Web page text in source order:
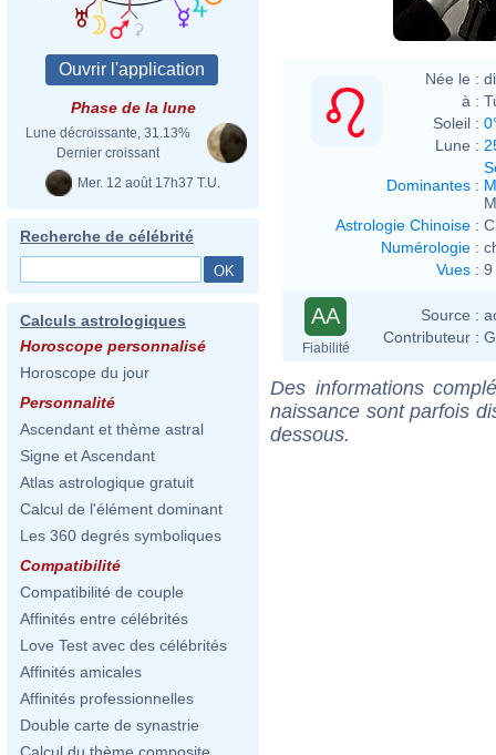
Phase de la lune
Lune décroissante, 31.13%
Dernier croissant
Mer. 12 août 17h37 T.U.
Recherche de célébrité
Calculs astrologiques
Horoscope personnalisé
Horoscope du jour
Personnalité
Ascendant et thème astral
Signe et Ascendant
Atlas astrologique gratuit
Calcul de l'élément dominant
Les 360 degrés symboliques
Compatibilité
Compatibilité de couple
Affinités entre célébrités
Love Test avec des célébrités
Affinités amicales
Affinités professionnelles
Double carte de synastrie
Née le :
à :
Soleil :
Lune :
Dominantes :
Astrologie Chinoise :
Numérologie :
Vues : 9
AA
Fiabilité
Source :
Contributeur :
Des informations
naissance sont parfois
dessous.